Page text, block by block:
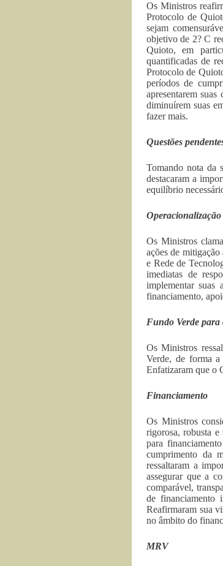
Os Ministros
Protocolo de
sejam
objetivo de 2? C
Quioto, em
quantificadas de
Protocolo de
períodos de
apresentarem
diminuírem suas
fazer mais.
Questões
Tomando nota da
destacaram a
equilíbrio
Os Ministros
ações de
e Rede de
imediatas de
implementar suas
financiamento,
Fundo Verde para
Os Ministros
Verde, de forma a
Enfatizaram que o
Financiamento
Os Ministros
rigorosa, robusta
para
cumprimento da
ressaltaram a
assegurar que a
comparável,
de financiamento
Reafirmaram sua
no âmbito do
MRV